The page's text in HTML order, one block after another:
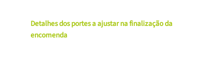
Detalhes dos portes a ajustar na finalização da
encomenda